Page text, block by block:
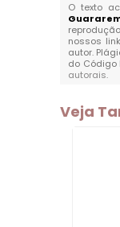
O texto
nossos
autor.
do Código
autorais.
Veja